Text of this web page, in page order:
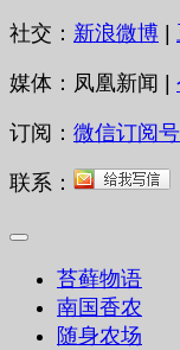
社交： 新浪微博 |
媒体：凤凰新闻 |
订阅： 微信订阅号
联系：
苔藓物语
南国香农
随身农场